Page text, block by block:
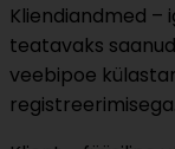
Kliendiandmed –
teatavaks
veebipoe
registreerimisega.